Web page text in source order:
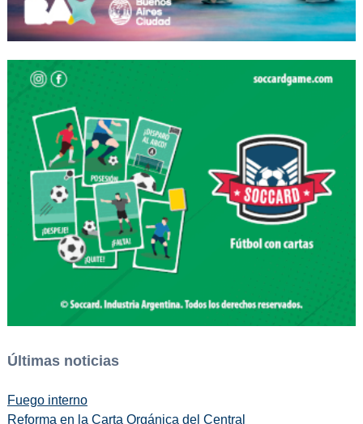
Últimas noticias
Fuego interno
Reforma en la Carta Orgánica del Central